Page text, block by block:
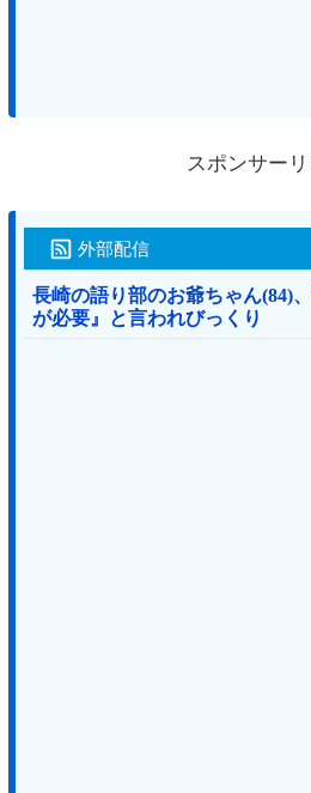
スポンサーリ
外部配信
長崎の語り部のお爺ちゃん(84)
が必要』と言われびっくり